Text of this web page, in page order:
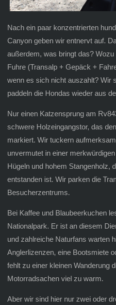
Nach ein paar konzentrierten
Canyon geben wir entnervt auf.
außerdem, was bringt das?
Fuhre (Transalp + Gepäck +
wenn es sich nicht auszahlt? Wir
paddeln die Hondas wieder aus
Nur einen Katzensprung am
schwere Holzeingangstor, das den
markiert. Wir tuckern
unvermutet in einer
Hügeln und hohem Stangenholz,
entstanden ist. Wir parken die
Besucherzentrums.
Bei Kaffee und Blaubeerkuchen
Nationalpark. Er ist an diesem
und zahlreiche Naturfans warten
Anglerlizenzen, eine Bootsmiete
fehlt zu einer kleinen Wanderung
Motorradsachen viel zu warm.
Aber wir sind hier nur zwei oder